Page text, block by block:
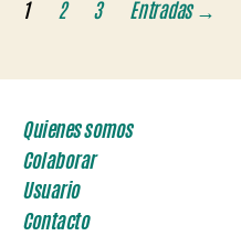
de
entradas
1 2 3 Entradas→
Quienes somos
Colaborar
Usuario
Contacto